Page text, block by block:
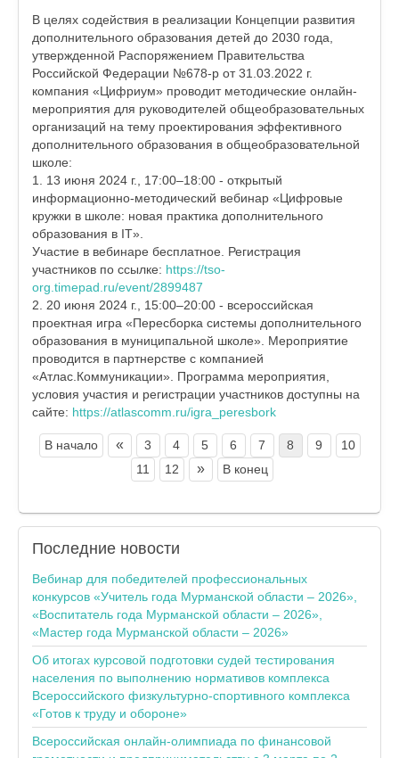
В целях содействия в реализации Концепции развития
дополнительного образования детей до 2030 года,
утвержденной Распоряжением Правительства
Российской Федерации №678-р от 31.03.2022 г.
компания «Цифриум» проводит методические онлайн-
мероприятия для руководителей общеобразовательных
организаций на тему проектирования эффективного
дополнительного образования в общеобразовательной
школе:
1. 13 июня 2024 г., 17:00–18:00 - открытый
информационно-методический вебинар «Цифровые
кружки в школе: новая практика дополнительного
образования в IT».
Участие в вебинаре бесплатное. Регистрация
участников по ссылке: https://tso-
org.timepad.ru/event/2899487
2. 20 июня 2024 г., 15:00–20:00 - всероссийская
проектная игра «Пересборка системы дополнительного
образования в муниципальной школе». Мероприятие
проводится в партнерстве с компанией
«Атлас.Коммуникации». Программа мероприятия,
условия участия и регистрации участников доступны на
сайте: https://atlascomm.ru/igra_peresbork
В начало « 3 4 5 6 7 8 9
10
11
12 » В конец
Последние новости
Вебинар для победителей профессиональных
конкурсов «Учитель года Мурманской области – 2026»,
«Воспитатель года Мурманской области – 2026»,
«Мастер года Мурманской области – 2026»
Об итогах курсовой подготовки судей тестирования
населения по выполнению нормативов комплекса
Всероссийского физкультурно-спортивного комплекса
«Готов к труду и обороне»
Всероссийская онлайн-олимпиада по финансовой